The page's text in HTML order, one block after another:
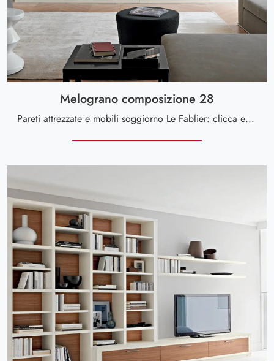
Melograno composizione 28
Pareti attrezzate e mobili soggiorno Le Fablier: clicca e scopri il modello Melograno composizione 28 e potrai impreziosire stanze moderne di ogni ...